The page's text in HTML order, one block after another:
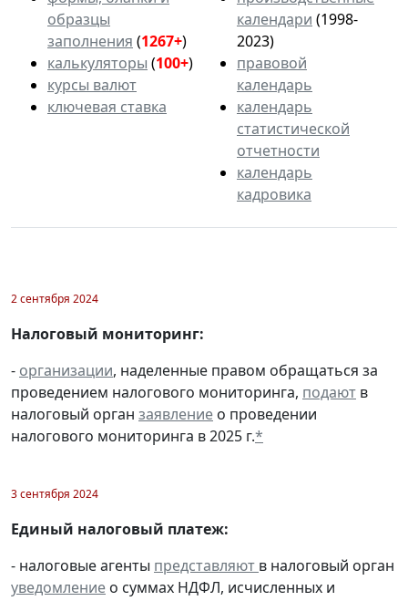
образцы
заполнения (1267+)
калькуляторы (100+)
курсы валют
ключевая ставка
календари (1998-
2023)
правовой
календарь
календарь
статистической
отчетности
календарь
кадровика
2 сентября 2024
Налоговый мониторинг:
- организации, наделенные правом обращаться за
проведением налогового мониторинга, подают в
налоговый орган заявление о проведении
налогового мониторинга в 2025 г.*
3 сентября 2024
Единый налоговый платеж:
- налоговые агенты представляют в налоговый орган
уведомление о суммах НДФЛ, исчисленных и